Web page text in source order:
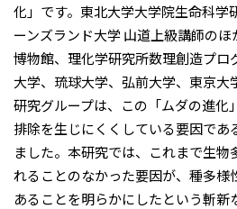
化」です。東北大学大学院生命科学
ーンズランド大学 山道上級講師の
博物館、理化学研究所数理創造プロ
大学、琉球大学、弘前大学、東京大
研究グループは、この「ムダの進化
排除を生じにくくしている要因であ
ました。本研究では、これまで生物
れることのなかった要因が、種多様
あることを明らかにしたという斬新